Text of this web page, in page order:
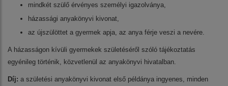
mindkét szülő érvényes személyi igazolványa,
házassági anyakönyvi kivonat,
az újszülöttet a gyermek apja, az anya férje veszi a nevére.
A házasságon kívüli gyermekek születéséről szóló tájékoztatás
egyénileg történik, közvetlenül az anyakönyvi hivatalban.
Díj: a születési anyakönyvi kivonat első példánya ingyenes, minden